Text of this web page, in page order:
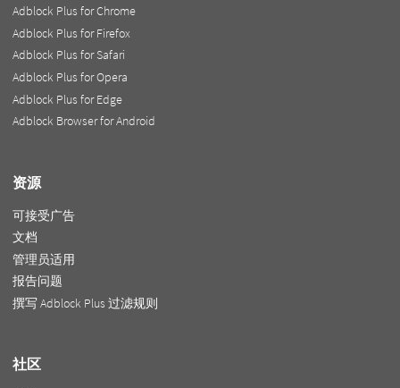
Adblock Plus for Chrome
Adblock Plus for Firefox
Adblock Plus for Safari
Adblock Plus for Opera
Adblock Plus for Edge
Adblock Browser for Android
资源
可接受广告
文档
管理员适用
报告问题
撰写 Adblock Plus 过滤规则
社区